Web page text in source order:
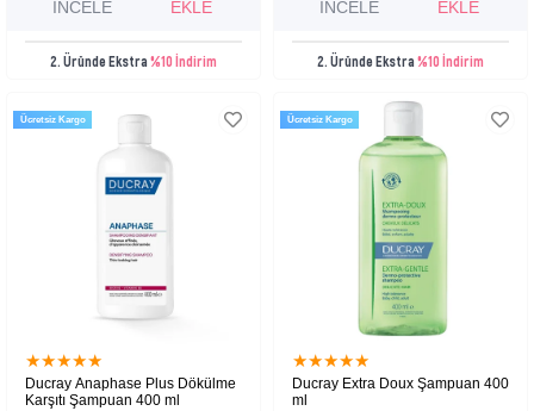
2. Üründe Ekstra%10 İndirim
İNCELE
EKLE
2. Üründe Ekstra%10 İndirim
İNCELE
EKLE
★★★★★
Ducray Anaphase Plus Dökülme
Karşıtı Şampuan 400 ml
Ücretsiz Kargo
★★★★★
Ducray Extra Doux Şampuan 400
ml
Ücretsiz Kargo